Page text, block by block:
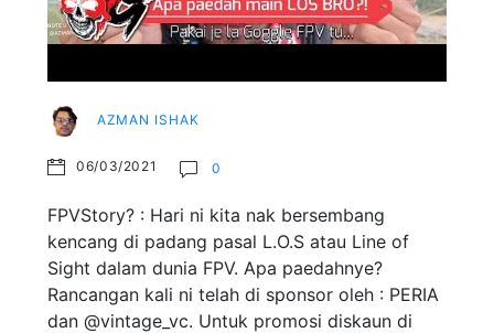
AZMAN ISHAK
06/03/2021 0
FPVStory? : Hari ni kita nak bersembang
kencang di padang pasal L.O.S atau Line of
Sight dalam dunia FPV. Apa paedahnye?
Rancangan kali ni telah di sponsor oleh : PERIA
dan @vintage_vc. Untuk promosi diskaun di